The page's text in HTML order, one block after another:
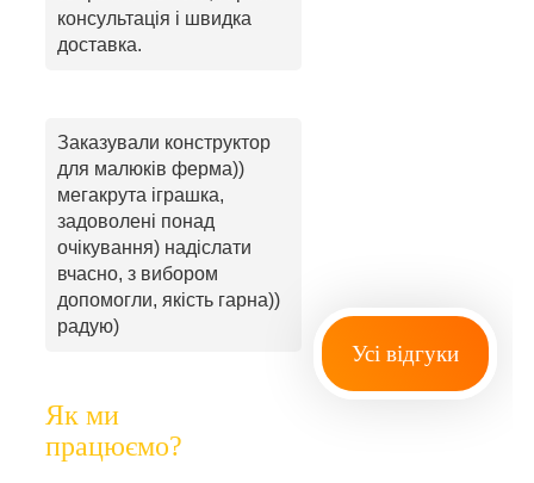
консультація і швидка
доставка.
Заказували конструктор
для малюків ферма))
мегакрута іграшка,
задоволені понад
очікування) надіслати
вчасно, з вибором
допомогли, якість гарна))
радую)
Усі відгуки
Як ми
працюємо?